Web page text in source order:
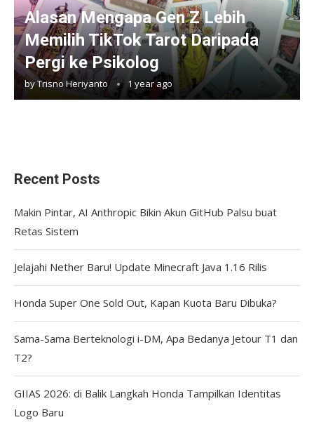
Alasan Mengapa Gen Z Lebih
Memilih TikTok Tarot Daripada
Pergi ke Psikolog
byTrisno Heriyanto 1 year ago
Recent Posts
Makin Pintar, AI Anthropic Bikin Akun GitHub Palsu buat
Retas Sistem
Jelajahi Nether Baru! Update Minecraft Java 1.16 Rilis
Honda Super One Sold Out, Kapan Kuota Baru Dibuka?
Sama-Sama Berteknologi i-DM, Apa Bedanya Jetour T1 dan
T2?
GIIAS 2026: di Balik Langkah Honda Tampilkan Identitas
Logo Baru